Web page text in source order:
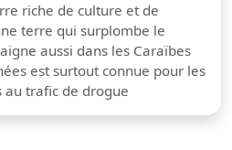
riche de culture et de
terre qui surplombe le
aussi dans les Caraïbes
est surtout connue pour les
trafic de drogue